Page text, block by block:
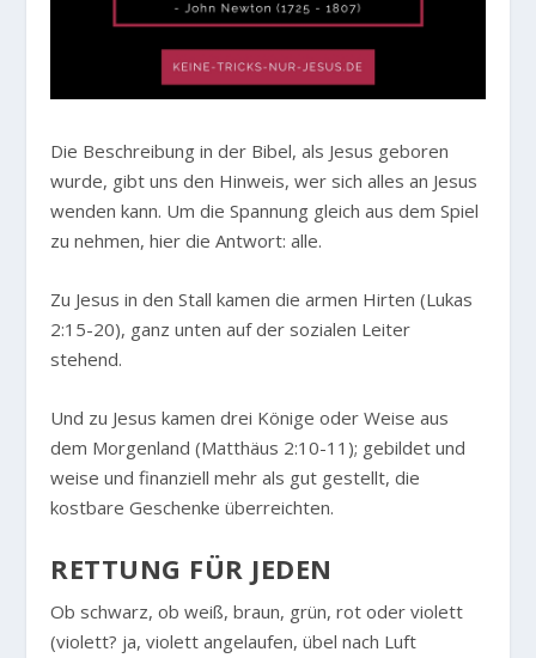
Die Beschreibung in der Bibel, als Jesus geboren
wurde, gibt uns den Hinweis, wer sich alles an Jesus
wenden kann. Um die Spannung gleich aus dem Spiel
zu nehmen, hier die Antwort: alle.
Zu Jesus in den Stall kamen die armen Hirten (Lukas
2:15-20), ganz unten auf der sozialen Leiter
stehend.
Und zu Jesus kamen drei Könige oder Weise aus
dem Morgenland (Matthäus 2:10-11); gebildet und
weise und finanziell mehr als gut gestellt, die
kostbare Geschenke überreichten.
RETTUNG FÜR JEDEN
Ob schwarz, ob weiß, braun, grün, rot oder violett
(violett? ja, violett angelaufen, übel nach Luft